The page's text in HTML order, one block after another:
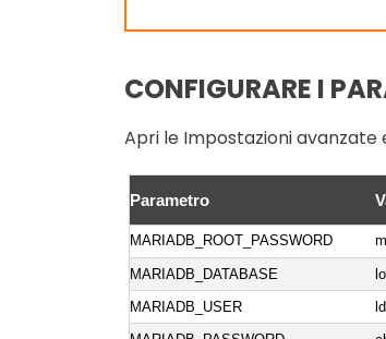
CONFIGURARE I
Apri le Impostazioni avanzate
Parametro
MARIADB_ROOT_PASSWORD
MARIADB_DATABASE
MARIADB_USER